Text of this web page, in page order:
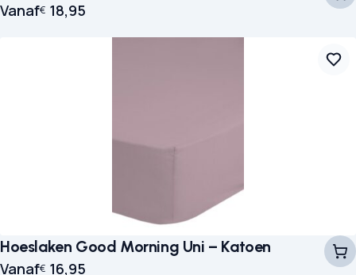
Vanaf€ 18,95
Hoeslaken Good Morning Uni – Katoen
Vanaf€ 16,95